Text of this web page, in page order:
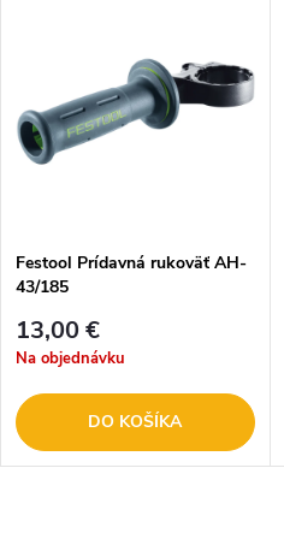
Festool Prídavná rukoväť AH-
43/185
13,00 €
Na objednávku
DO KOŠÍKA